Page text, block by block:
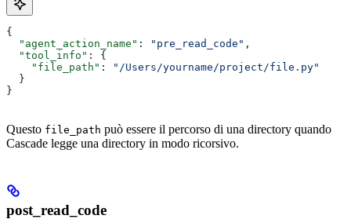
{
  "agent_action_name"
: "pre_read_code" ,
  "tool_info"
: {
    "file_path"
:
"/Users/yourname/project/file.py"
  }
}
Questo file_path può essere il percorso di una directory quando
Cascade legge una directory in modo ricorsivo.
post_read_code